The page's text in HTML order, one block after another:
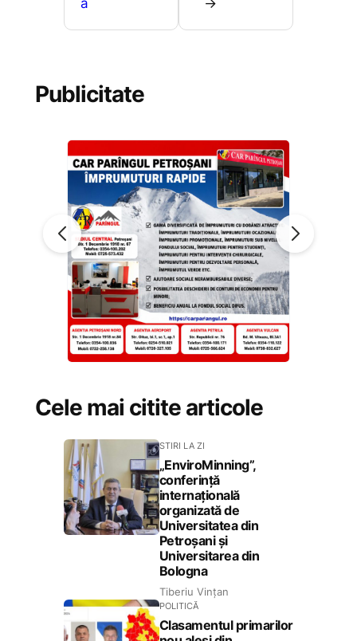
a
→
Publicitate
Cele mai citite articole
STIRI LA ZI
„EnviroMinning”,
conferință
internațională
organizată de
Universitatea din
Petroșani și
Universitarea din
Bologna
Tiberiu Vințan
POLITICĂ
Clasamentul primarilor